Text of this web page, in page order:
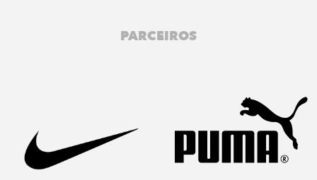
PARCEIROS